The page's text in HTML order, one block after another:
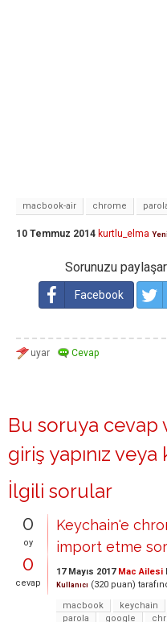
macbook-air chrome
10 Temmuz 2014 kurtlu_elma
Sorunuzu
Facebook
Bu soruya
giriş yapınız veya
İlgili sorular
0
oy
0
cevap
Keychain'e
import etme
17 Mayıs 2017 Mac Ailesi
Kullanıcı (320 puan)
macbook
keychain
parola
google